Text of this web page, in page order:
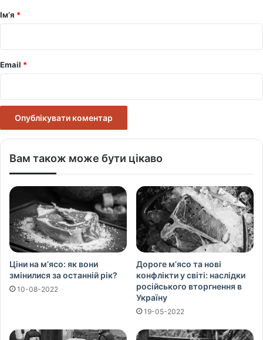
рІм’я *
Email *
Вам також може бути цікаво
Ціни на м’ясо: як вони
змінилися за останній рік?
10-08-2022
Дороге м’ясо та нові
конфлікти у світі: наслідки
російського вторгнення в
Україну
19-05-2022